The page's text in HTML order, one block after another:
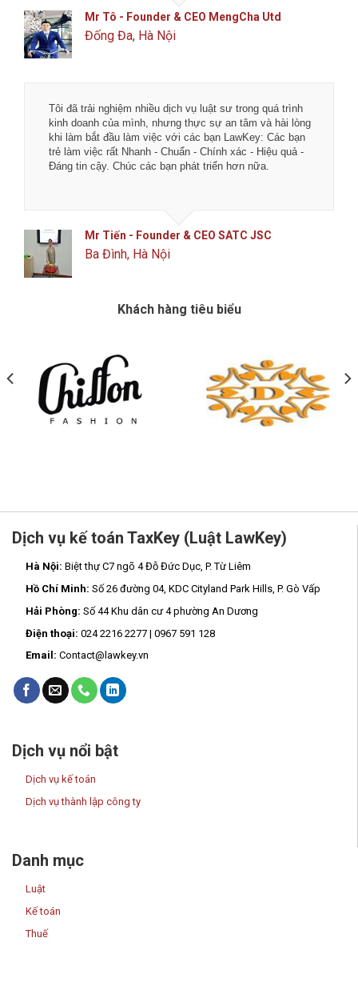
Mr Tô - Founder & CEO MengCha Utd
Đống Đa, Hà Nội
Tôi đã trải nghiệm nhiều dịch vụ luật sư trong quá trình
kinh doanh của mình, nhưng thực sự an tâm và hài lòng
khi làm bắt đầu làm việc với các bạn LawKey: Các bạn
trẻ làm việc rất Nhanh - Chuẩn - Chính xác - Hiệu quả -
Đáng tin cậy. Chúc các bạn phát triển hơn nữa.
Mr Tiến - Founder & CEO SATC JSC
Ba Đình, Hà Nội
Khách hàng tiêu biểu
Dịch vụ kế toán TaxKey (Luật LawKey)
Hà Nội: Biệt thự C7 ngõ 4 Đỗ Đức Dục, P. Từ Liêm
Hồ Chí Minh: Số 26 đường 04, KDC Cityland Park Hills, P. Gò Vấp
Hải Phòng: Số 44 Khu dân cư 4 phường An Dương
Điện thoại: 024 2216 2277 | 0967 591 128
Email: Contact@lawkey.vn
Dịch vụ nổi bật
Dịch vụ kế toán
Dịch vụ thành lập công ty
Danh mục
Luật
Kế toán
Thuế